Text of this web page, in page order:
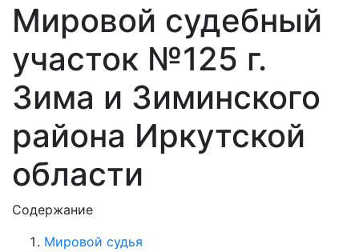
Мировой судебный
участок №125 г.
Зима и Зиминского
района Иркутской
области
Содержание
Мировой судья